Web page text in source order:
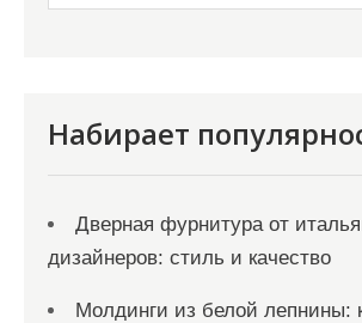
Набирает
Дверная фурнитура от
дизайнеров: стиль и качество
Молдинги из белой лепнины: